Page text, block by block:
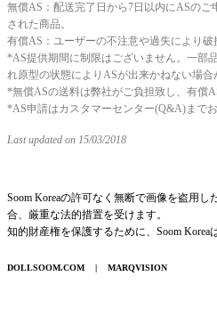
無償AS：配送完了日から7日以内にASのご
された商品。
有償AS：ユーザーの不注意や過失により破
*AS提供期間に制限はございません。一部
れ原型の状態によりASが出来かねない場合
*無償ASの送料は弊社がご負担致し、有償
*AS申請はカスタマーセンター(Q&A)までお
Last updated on 15/03/2018
Soom Koreaの許可なく無断で画像を盗用
合、厳重な法的措置を受けます。
知的財産権を保護するために、Soom Korea
DOLLSOOM.COM MARQVISION